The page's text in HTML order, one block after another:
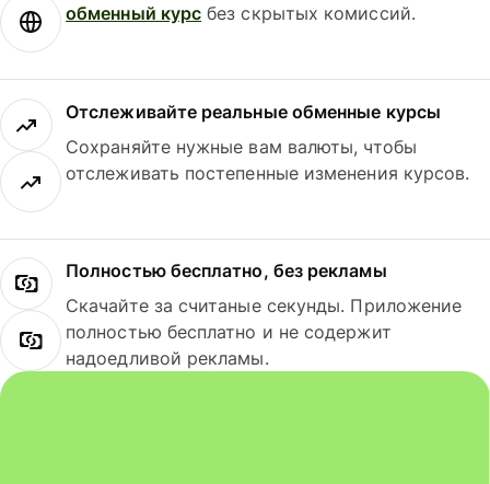
обменный курс без скрытых комиссий.
Отслеживайте реальные обменные курсы
Сохраняйте нужные вам валюты, чтобы
отслеживать постепенные изменения курсов.
Полностью бесплатно, без рекламы
Скачайте за считаные секунды. Приложение
полностью бесплатно и не содержит
надоедливой рекламы.